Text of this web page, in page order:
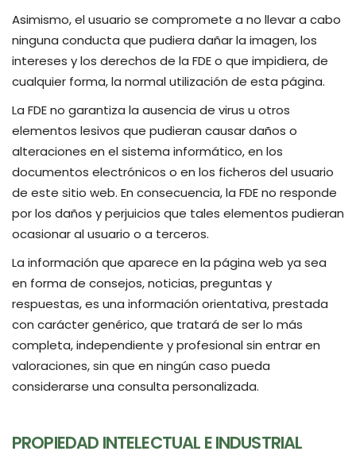
Asimismo, el usuario se compromete a no llevar a cabo
ninguna conducta que pudiera dañar la imagen, los
intereses y los derechos de la FDE o que impidiera, de
cualquier forma, la normal utilización de esta página.
La FDE no garantiza la ausencia de virus u otros
elementos lesivos que pudieran causar daños o
alteraciones en el sistema informático, en los
documentos electrónicos o en los ficheros del usuario
de este sitio web. En consecuencia, la FDE no responde
por los daños y perjuicios que tales elementos pudieran
ocasionar al usuario o a terceros.
La información que aparece en la página web ya sea
en forma de consejos, noticias, preguntas y
respuestas, es una información orientativa, prestada
con carácter genérico, que tratará de ser lo más
completa, independiente y profesional sin entrar en
valoraciones, sin que en ningún caso pueda
considerarse una consulta personalizada.
PROPIEDAD INTELECTUAL E INDUSTRIAL